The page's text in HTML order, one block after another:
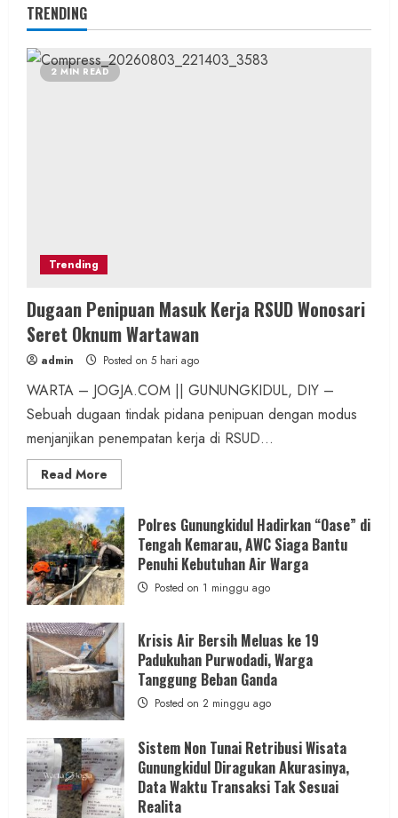
TRENDING
2 MIN READ
Trending
Dugaan Penipuan Masuk Kerja RSUD Wonosari
Seret Oknum Wartawan
admin Posted on 5 hari ago
WARTA – JOGJA.COM || GUNUNGKIDUL, DIY –
Sebuah dugaan tindak pidana penipuan dengan modus
menjanjikan penempatan kerja di RSUD...
Read More
more
Dugaan
Penipuan
Masuk
Kerja
RSUD
Wonosari
Seret
Oknum
Wartawan
Polres Gunungkidul Hadirkan “Oase” di
Tengah Kemarau, AWC Siaga Bantu
Penuhi Kebutuhan Air Warga
Posted on 1 minggu ago
Krisis Air Bersih Meluas ke 19
Padukuhan Purwodadi, Warga
Tanggung Beban Ganda
Posted on 2 minggu ago
Sistem Non Tunai Retribusi Wisata
Gunungkidul Diragukan Akurasinya,
Data Waktu Transaksi Tak Sesuai
Realita